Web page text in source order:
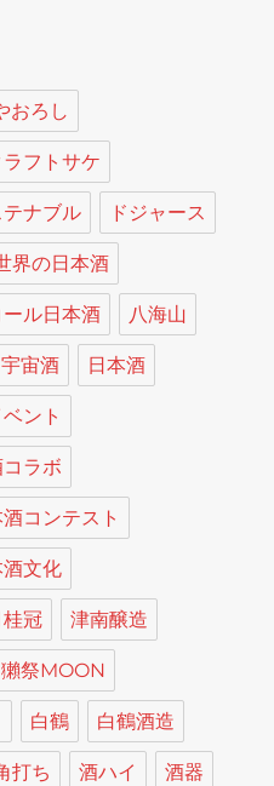
おろし
ラフトサケ
ナブル ドジャース
界の日本酒
ル日本酒 八海山
宇宙酒 日本酒
ント
ラボ
コンテスト
酒文化
桂冠 津南醸造
獺祭MOON
白鶴 白鶴酒造
打ち 酒ハイ 酒器